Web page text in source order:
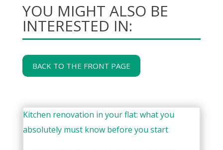
YOU MIGHT ALSO BE
INTERESTED IN:
BACK TO THE FRONT PAGE